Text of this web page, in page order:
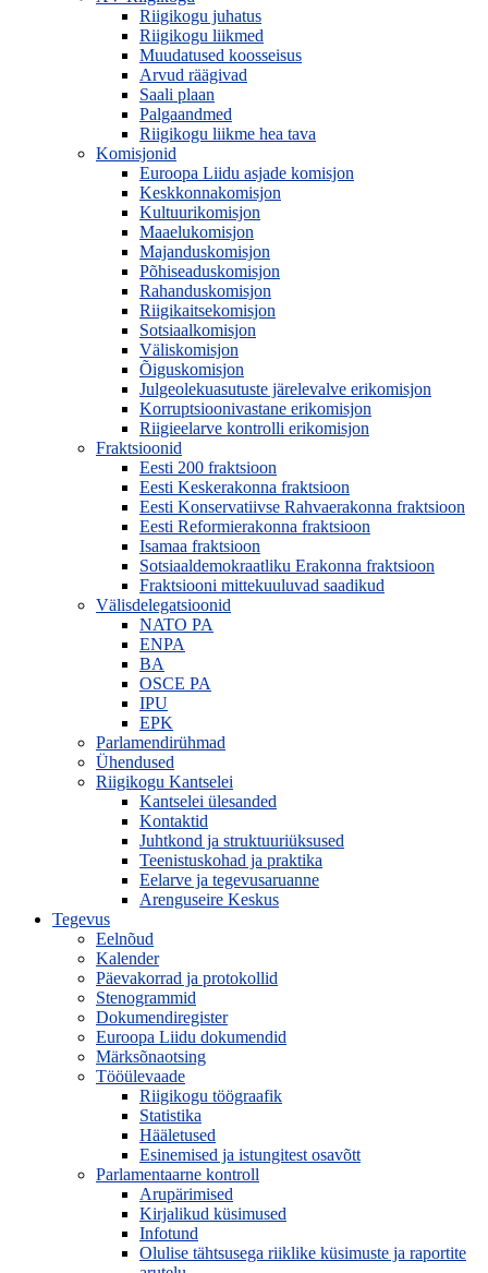
Riigikogu juhatus
Riigikogu liikmed
Muudatused koosseisus
Arvud räägivad
Saali plaan
Palgaandmed
Riigikogu liikme hea tava
Komisjonid
Euroopa Liidu asjade komisjon
Keskkonnakomisjon
Kultuurikomisjon
Maaelukomisjon
Majanduskomisjon
Põhiseaduskomisjon
Rahanduskomisjon
Riigikaitsekomisjon
Sotsiaalkomisjon
Väliskomisjon
Õiguskomisjon
Julgeolekuasutuste järelevalve erikomisjon
Korruptsioonivastane erikomisjon
Riigieelarve kontrolli erikomisjon
Fraktsioonid
Eesti 200 fraktsioon
Eesti Keskerakonna fraktsioon
Eesti Konservatiivse Rahvaerakonna fraktsioon
Eesti Reformierakonna fraktsioon
Isamaa fraktsioon
Sotsiaaldemokraatliku Erakonna fraktsioon
Fraktsiooni mittekuuluvad saadikud
Välisdelegatsioonid
NATO PA
ENPA
BA
OSCE PA
IPU
EPK
Parlamendirühmad
Ühendused
Riigikogu Kantselei
Kantselei ülesanded
Kontaktid
Juhtkond ja struktuuriüksused
Teenistuskohad ja praktika
Eelarve ja tegevusaruanne
Arenguseire Keskus
Tegevus
Eelnõud
Kalender
Päevakorrad ja protokollid
Stenogrammid
Dokumendiregister
Euroopa Liidu dokumendid
Märksõnaotsing
Tööülevaade
Riigikogu töögraafik
Statistika
Hääletused
Esinemised ja istungitest osavõtt
Parlamentaarne kontroll
Arupärimised
Kirjalikud küsimused
Infotund
Olulise tähtsusega riiklike küsimuste ja raportite